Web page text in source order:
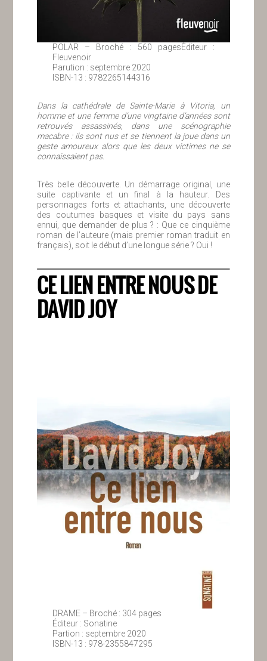
POLAR – Broché : 560 pagesÉditeur :
Fleuvenoir
Parution : septembre 2020
ISBN-13 : 9782265144316
Dans la cathédrale de Sainte-Marie à Vitoria, un
homme et une femme d’une vingtaine d’années sont
retrouvés assassinés, dans une scénographie
macabre : ils sont nus et se tiennent la joue dans un
geste amoureux alors que les deux victimes ne se
connaissaient pas.
Très belle découverte. Un démarrage original, une
suite captivante et un final à la hauteur. Des
personnages forts et attachants, une découverte
des coutumes basques et visite du pays sans
ennui, que demander de plus ? : Que ce cinquième
roman de l’auteure (mais premier roman traduit en
français), soit le début d’une longue série ? Oui !
CE LIEN ENTRE NOUS DE
DAVID JOY
DRAME – Broché : 304 pages
Éditeur : Sonatine
Partion : septembre 2020
ISBN-13 : 978-2355847295